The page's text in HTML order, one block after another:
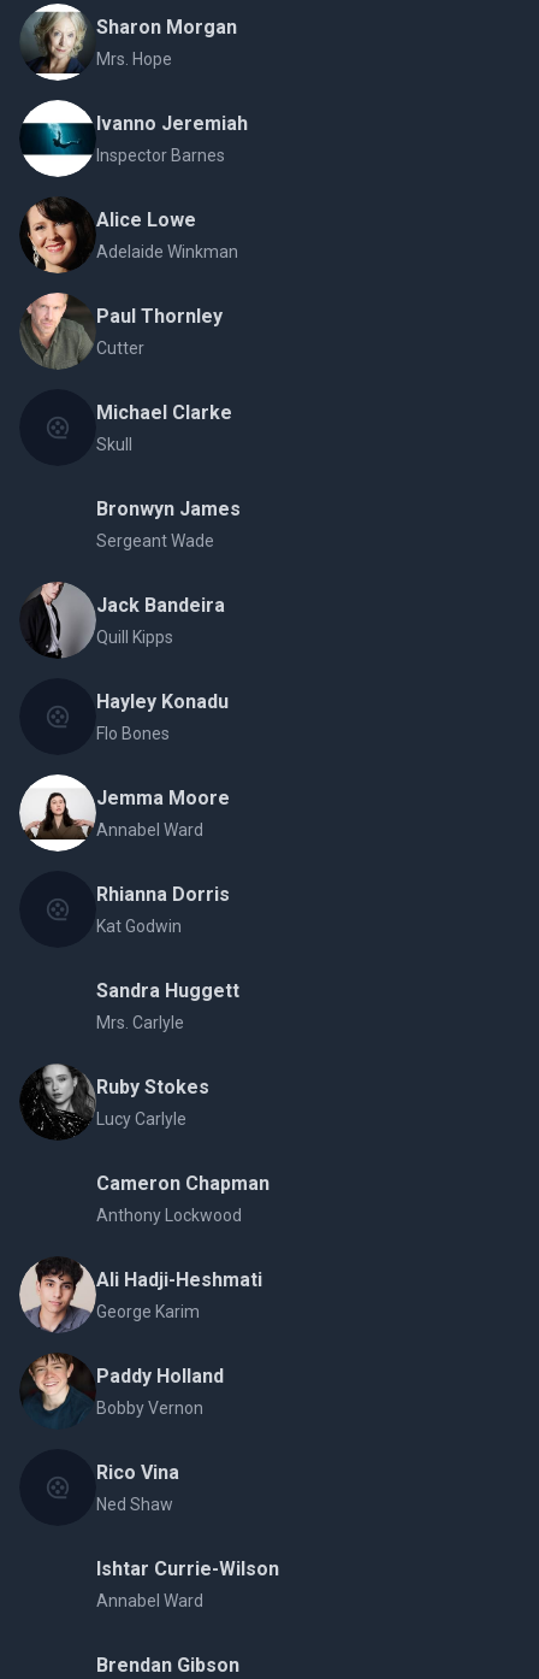
Sharon Morgan
Mrs. Hope
Ivanno Jeremiah
Inspector Barnes
Alice Lowe
Adelaide Winkman
Paul Thornley
Cutter
Michael Clarke
Skull
Bronwyn James
Sergeant Wade
Jack Bandeira
Quill Kipps
Hayley Konadu
Flo Bones
Jemma Moore
Annabel Ward
Rhianna Dorris
Kat Godwin
Sandra Huggett
Mrs. Carlyle
Ruby Stokes
Lucy Carlyle
Cameron Chapman
Anthony Lockwood
Ali Hadji-Heshmati
George Karim
Paddy Holland
Bobby Vernon
Rico Vina
Ned Shaw
Ishtar Currie-Wilson
Annabel Ward
Brendan Gibson